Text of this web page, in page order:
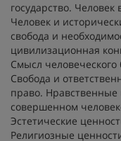
государство.
Человек и
свобода и
цивилизационная
Смысл
Свобода и
право. Нравственные
совершенном
Эстетические
Религиозные